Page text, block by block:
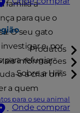
Produtos
informações
Sobre a Hill's
para o seu animal
Onde comprar
família a
para que o
O seu gato
e, por
para refugiar-
o a criar um
a quem